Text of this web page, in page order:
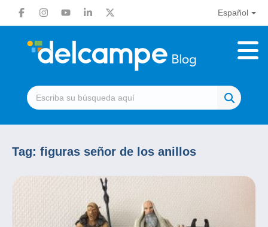
Español
Tag: figuras señor de los anillos